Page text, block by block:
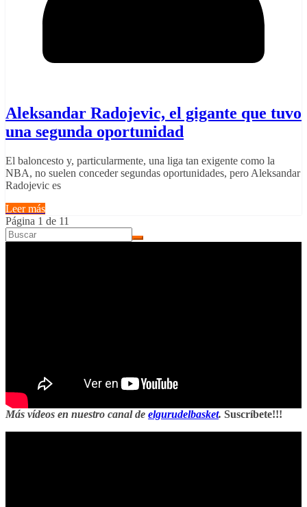
Aleksandar Radojevic, el gigante que tuvo
una segunda oportunidad
El baloncesto y, particularmente, una liga tan exigente como la
NBA, no suelen conceder segundas oportunidades, pero Aleksandar
Radojevic es
Leer más
Página 1 de 11
Más vídeos en nuestro canal de elgurudelbasket. Suscríbete!!!